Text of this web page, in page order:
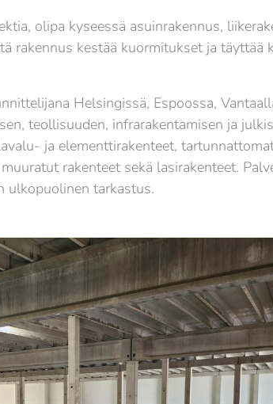
olipa kyseessä asuinrakennus,
rakennus kestää kuormitukset ja täyttää
Helsingissä, Espoossa,
teollisuuden, infrarakentamisen ja
ja elementtirakenteet,
rakenteet sekä lasirakenteet.
ulkopuolinen tarkastus.